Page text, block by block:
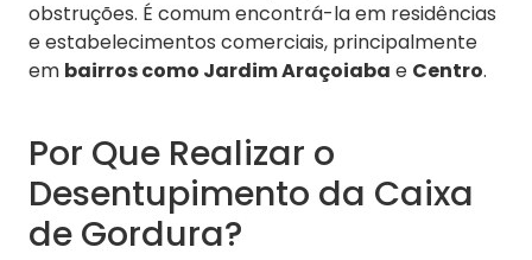
obstruções. É comum encontrá-la em residências
e estabelecimentos comerciais, principalmente
em bairros como Jardim Araçoiaba e Centro.
Por Que Realizar o
Desentupimento da Caixa
de Gordura?